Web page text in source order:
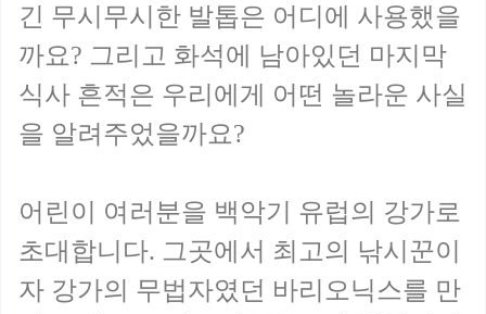
긴 무시무시한 발톱은 어디에 사용했을
까요? 그리고 화석에 남아있던 마지막
식사 흔적은 우리에게 어떤 놀라운 사실
을 알려주었을까요?
어린이 여러분을 백악기 유럽의 강가로
초대합니다. 그곳에서 최고의 낚시꾼이
자 강가의 무법자였던 바리오닉스를 만